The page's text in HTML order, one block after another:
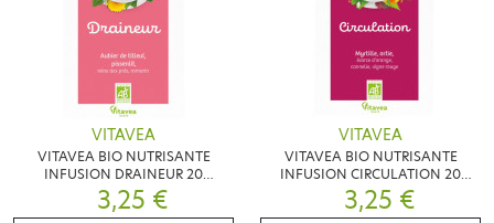
VITAVEA
VITAVEA BIO NUTRISANTE
INFUSION DRAINEUR 20
SACHETS
3,25 €
VITAVEA
VITAVEA BIO NUTRISANTE
INFUSION CIRCULATION 20
SACHETS
3,25 €